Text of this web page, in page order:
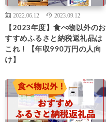
2022.06.12 2023.09.12
【2023年度】食べ物以外のお
すすめふるさと納税返礼品は
これ！【年収990万円の人向
け】